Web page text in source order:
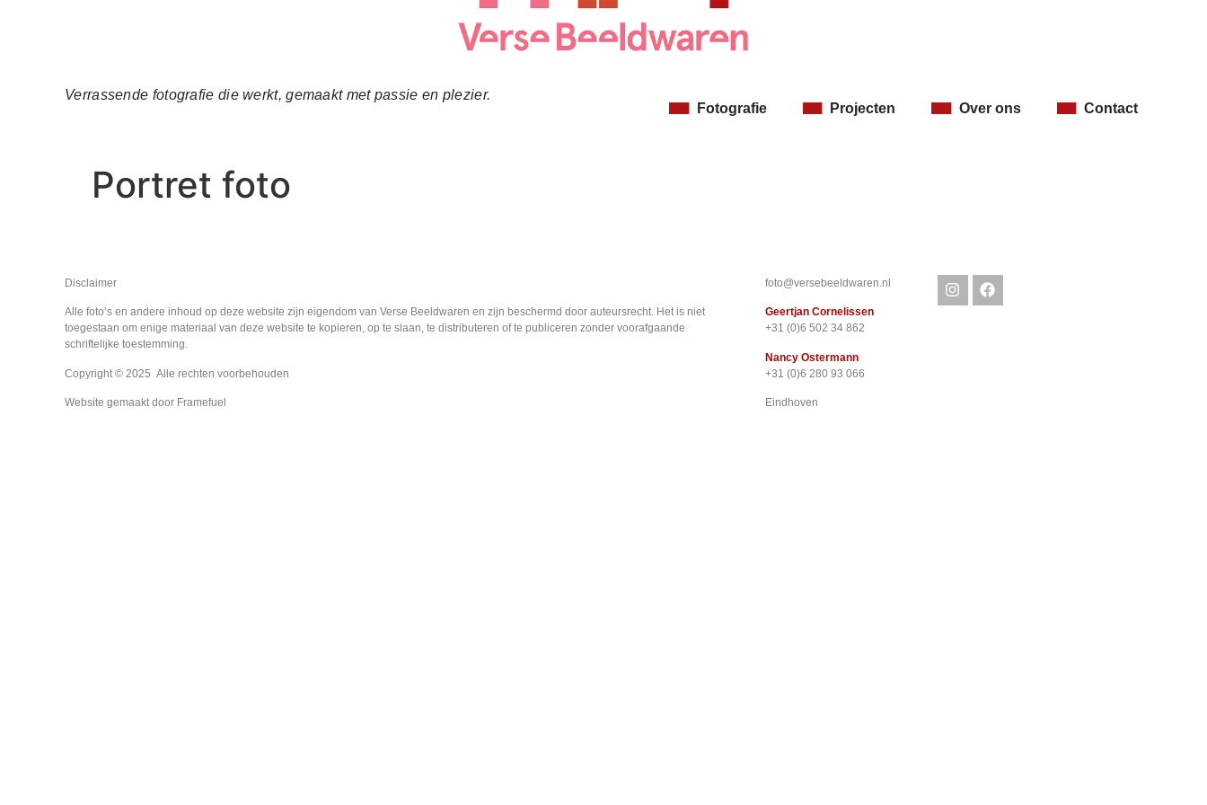
Verrassende fotografie die werkt, gemaakt met passie en plezier.
Fotografie
Projecten Over ons Contact
Portret foto
Disclaimer
Alle foto’s en andere inhoud op deze website zijn eigendom van Verse Beeldwaren en zijn beschermd door auteursrecht. Het is niet
toegestaan om enige materiaal van deze website te kopieren, op te slaan, te distributeren of te publiceren zonder voorafgaande
schriftelijke toestemming.
Copyright © 2025 Alle rechten voorbehouden
Website gemaakt door Framefuel
foto@versebeeldwaren.nl
Geertjan Cornelissen
+31 (0)6 502 34 862
Nancy Ostermann
+31 (0)6 280 93 066
Eindhoven